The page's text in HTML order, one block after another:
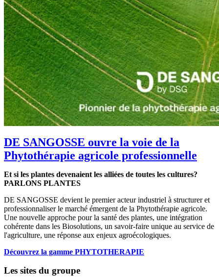
DE SANGOSSE ouvre la voie de la
Phytothérapie agricole professionnelle
Et si les plantes devenaient les alliées de toutes les cultures?
PARLONS PLANTES
DE SANGOSSE devient le premier acteur industriel à structurer et
professionnaliser le marché émergent de la Phytothérapie agricole.
Une nouvelle approche pour la santé des plantes, une intégration
cohérente dans les Biosolutions, un savoir-faire unique au service de
l'agriculture, une réponse aux enjeux agroécologiques.
Découvrez la gamme PHYTOTHERAPIE
Les sites du groupe